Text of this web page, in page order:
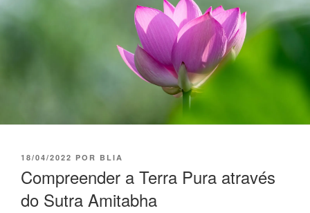
18/04/2022 POR BLIA
Compreender a Terra Pura através
do Sutra Amitabha